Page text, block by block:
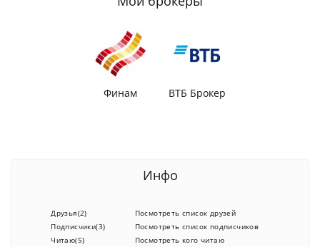
Финам ВТБ Брокер
Инфо
Друзья(2)
Подписчики(3)
Читаю(5)
Посмотреть список друзей
Посмотреть список подписчиков
Посмотреть кого читаю